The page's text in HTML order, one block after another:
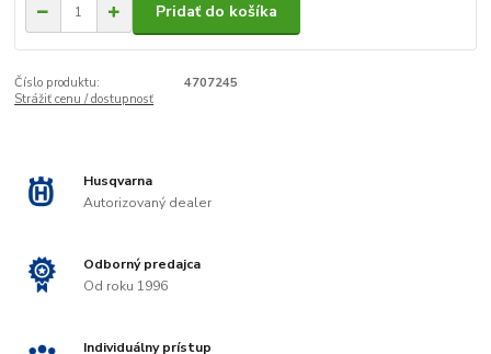
Pridať do košíka
Číslo produktu:
4707245
Strážiť cenu / dostupnosť
Husqvarna
Autorizovaný dealer
Odborný predajca
Od roku 1996
Individuálny prístup